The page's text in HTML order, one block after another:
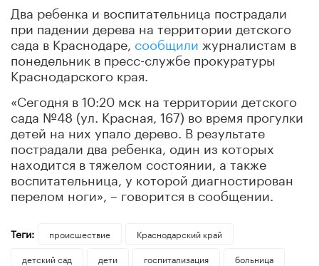
Два ребенка и воспитательница пострадали
при падении дерева на территории детского
сада в Краснодаре, сообщили журналистам в
понедельник в пресс-службе прокуратуры
Краснодарского края.
«Сегодня в 10:20 мск на территории детского
сада №48 (ул. Красная, 167) во время прогулки
детей на них упало дерево. В результате
пострадали два ребенка, один из которых
находится в тяжелом состоянии, а также
воспитательница, у которой диагностирован
перелом ноги», – говорится в сообщении.
Теги: происшествие
Краснодарский край
детский сад
дети госпитализация больница